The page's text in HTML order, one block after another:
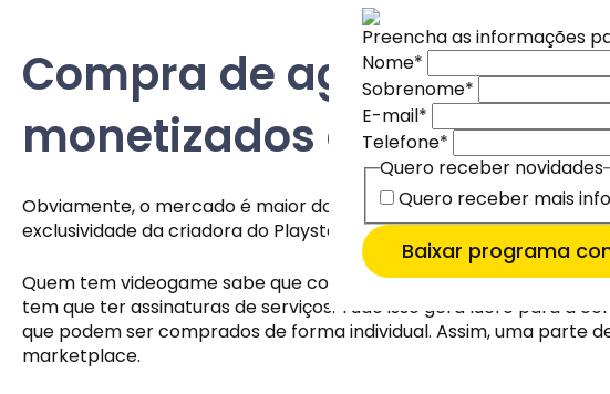
Compra de agregadores
monetizados e
Obviamente, o mercado é maior do que apenas Sony x Microsoft.
exclusividade da criadora do Playstation.
Estamos falando da
Quem tem videogame sabe que comprar a plataforma é apenas o
tem que ter assinaturas de serviços. Tudo isso gera lucro para a
que podem ser comprados de forma individual. Assim, uma parte
marketplace.
Nome*
Sobrenome
E-mail*
Telefone
Quero receber novidades
Quero receber mais
Quero mais
Assine nossas
Inscreva-se na nossa
especiais direto no seu e-
Email*
Quero me inscrever
Assine nossas
Inscreva-se na nossa
especiais direto no seu e-
Email*
Quero me inscrever
Preencha as informações
Nome*
Sobrenome*
E-mail*
Telefone*
Quero receber novidades
Quero receber mais
Baixar programa